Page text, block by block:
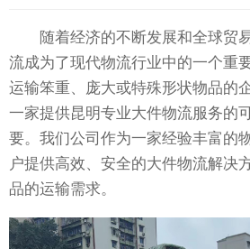
随着经济的不断发展和全球贸
流成为了现代物流行业中的一个重
运输笨重、庞大或特殊形状物品的
一家提供昆明专业大件物流服务的
要。我们公司作为一家经验丰富的
户提供高效、安全的大件物流解决
品的运输需求。